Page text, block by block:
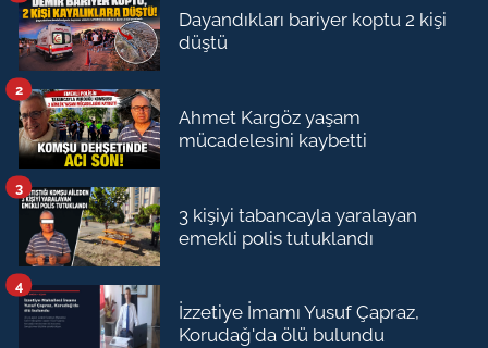
Dayandıkları bariyer koptu 2 kişi
düştü
Ahmet Kargöz yaşam
mücadelesini kaybetti
2
3 kişiyi tabancayla yaralayan
emekli polis tutuklandı
3
İzzetiye İmamı Yusuf Çapraz,
Korudağ'da ölü bulundu
4